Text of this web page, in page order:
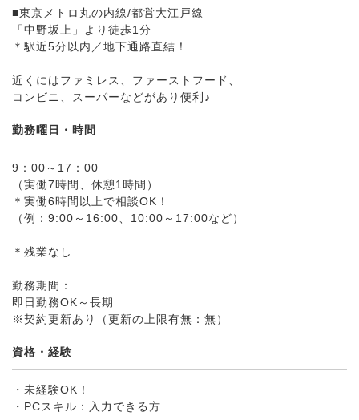
■東京メトロ丸の内線/都営大江戸線
「中野坂上」より徒歩1分
＊駅近5分以内／地下通路直結！
近くにはファミレス、ファーストフード、
コンビニ、スーパーなどがあり便利♪
勤務曜日・時間
9：00～17：00
（実働7時間、休憩1時間）
＊実働6時間以上で相談OK！
（例：9:00～16:00、10:00～17:00など）
＊残業なし
勤務期間：
即日勤務OK～長期
※契約更新あり（更新の上限有無：無）
資格・経験
・未経験OK！
・PCスキル：入力できる方